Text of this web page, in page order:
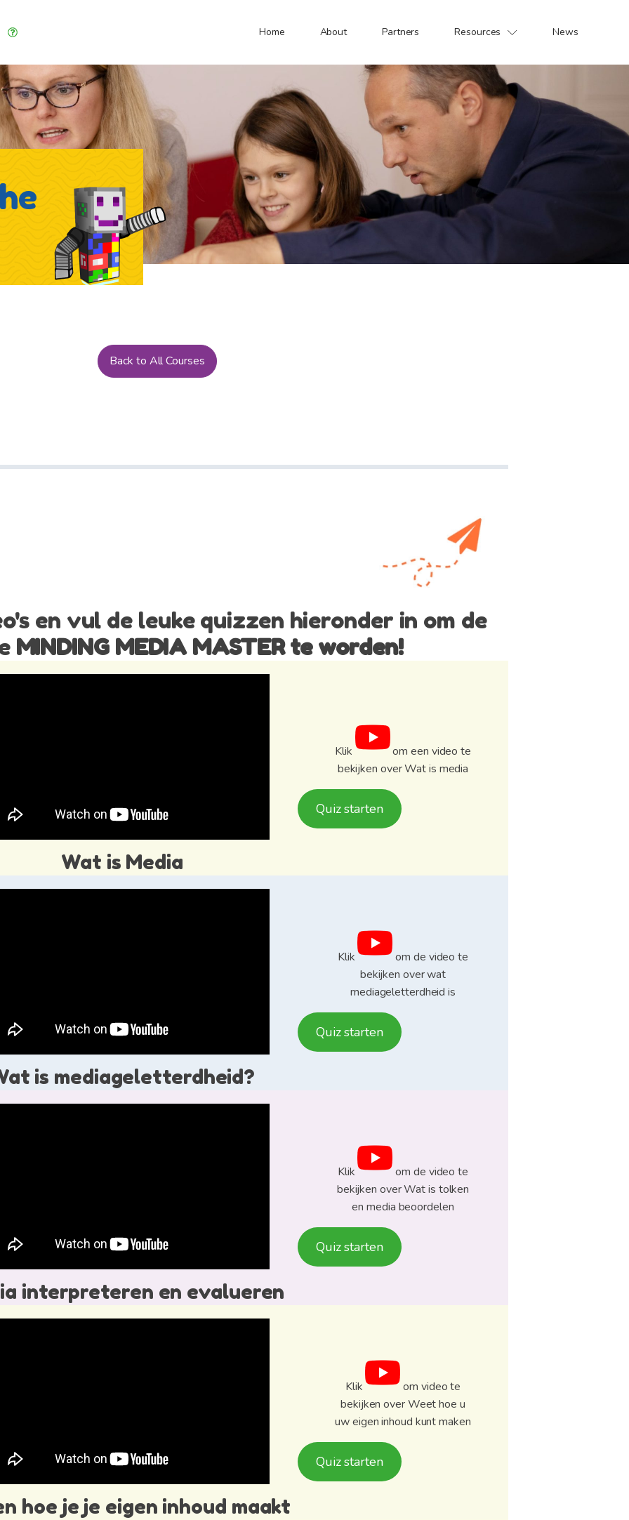
Home About Partners Resources News
Back to All Courses
en vul de leuke quizzen hieronder in om de
MINDING MEDIA MASTER te worden!
Wat is Media
Klik
om een ​​video te
bekijken over Wat is media
Quiz starten
is mediageletterdheid?
Klik
om de video te
bekijken over wat
mediageletterdheid is
Quiz starten
interpreteren en evalueren
Klik
om de video te
bekijken over Wat is tolken
en media beoordelen
Quiz starten
hoe je je eigen inhoud maakt
Klik
om video te
bekijken over Weet hoe u
uw eigen inhoud kunt maken
Quiz starten